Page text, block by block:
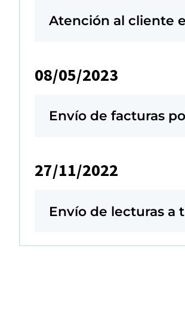
Atención al cliente
08/05/2023
Envío de facturas
27/11/2022
Envío de lecturas a